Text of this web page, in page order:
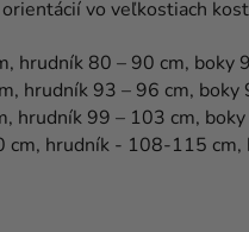
vo veľkostiach
hrudník 80 – 90 cm, boky
hrudník 93 – 96 cm,
hrudník 99 – 103 cm,
cm, hrudník - 108-115 cm,